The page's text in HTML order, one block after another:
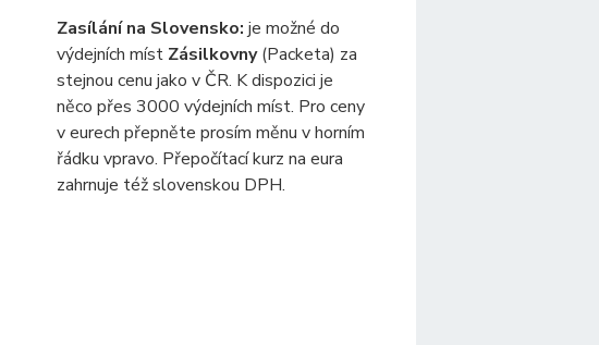
Zasílání na Slovensko: je možné do
výdejních míst Zásilkovny(Packeta) za
stejnou cenu jako v ČR. K dispozici je
něco přes 3000 výdejních míst. Pro ceny
v eurech přepněte prosím měnu v horním
řádku vpravo. Přepočítací kurz na eura
zahrnuje též slovenskou DPH.